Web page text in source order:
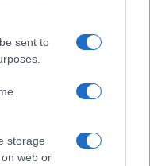
sent to
storage
web or
tue foto
numero +39